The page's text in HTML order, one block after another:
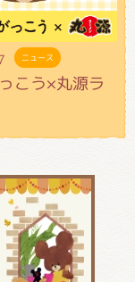
ニュース
こう×丸源ラ